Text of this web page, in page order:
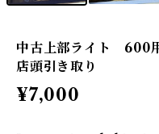
中古上部ライト 600
店頭引き取り
¥7,000